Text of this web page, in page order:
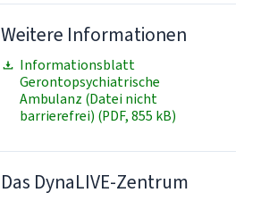
Weitere Informationen
Informationsblatt
Gerontopsychiatrische
Ambulanz (Datei nicht
barrierefrei) (PDF, 855 kB)
Das DynaLIVE-Zentrum